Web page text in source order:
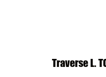
Traverse L.